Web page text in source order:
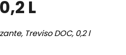
L
Treviso DOC, 0,2 l